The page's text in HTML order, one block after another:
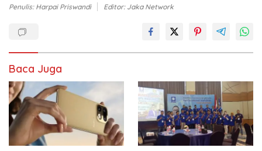
Penulis: Harpai Priswandi Editor: Jaka Network
Baca Juga